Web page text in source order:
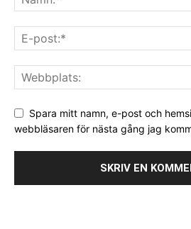
Spara mitt namn, e-post och
webbläsaren för nästa gång jag